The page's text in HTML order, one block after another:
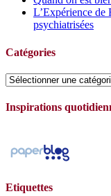
L’Expérience de
psychiatrisées
Catégories
Catégories
Inspirations
Etiquettes